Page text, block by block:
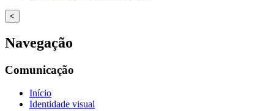
/".
This
shortcut
activates
screen
help
<
Navegação
Comunicação
Início
Identidade visual